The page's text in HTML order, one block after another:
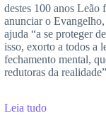
destes 100 anos Leão
anunciar o
ajuda “a se proteger
isso, exorto a todos a
fechamento mental,
redutoras da
Leia tudo